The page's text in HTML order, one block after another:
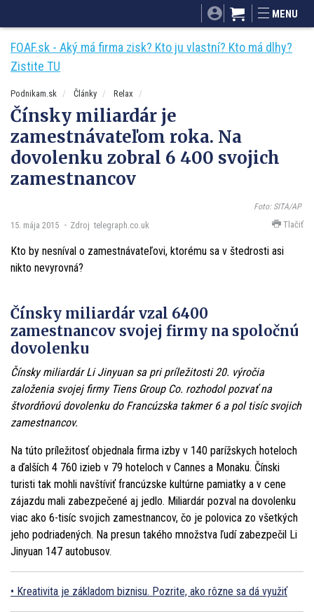
Mnamky-recepty.sk
MENU
FOAF.sk - Aký má firma zisk? Kto ju vlastní? Kto má dlhy?
Zistite TU
Podnikam.sk Články Relax
Čínsky miliardár je
zamestnávateľom roka. Na
dovolenku zobral 6 400 svojich
zamestnancov
Foto: SITA/AP
15. mája 2015 Zdroj telegraph.co.uk Tlačiť
Kto by nesníval o zamestnávateľovi, ktorému sa v štedrosti asi
nikto nevyrovná?
Čínsky miliardár vzal 6400
zamestnancov svojej firmy na spoločnú
dovolenku
Čínsky miliardár Li Jinyuan sa pri príležitosti 20. výročia
založenia svojej firmy Tiens Group Co. rozhodol pozvať na
štvordňovú dovolenku do Francúzska takmer 6 a pol tisíc svojich
zamestnancov.
Na túto príležitosť objednala firma izby v 140 parížskych hoteloch
a ďalších 4 760 izieb v 79 hoteloch v Cannes a Monaku. Čínski
turisti tak mohli navštíviť francúzske kultúrne pamiatky a v cene
zájazdu mali zabezpečené aj jedlo. Miliardár pozval na dovolenku
viac ako 6-tisíc svojich zamestnancov, čo je polovica zo všetkých
jeho podriadených. Na presun takého množstva ľudí zabezpečil Li
Jinyuan 147 autobusov.
Kreativita je základom biznisu. Pozrite, ako rôzne sa dá využiť